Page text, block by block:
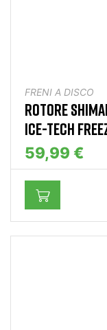
FRENI A DISCO
ROTORE
ICE-TECH
59,99 €